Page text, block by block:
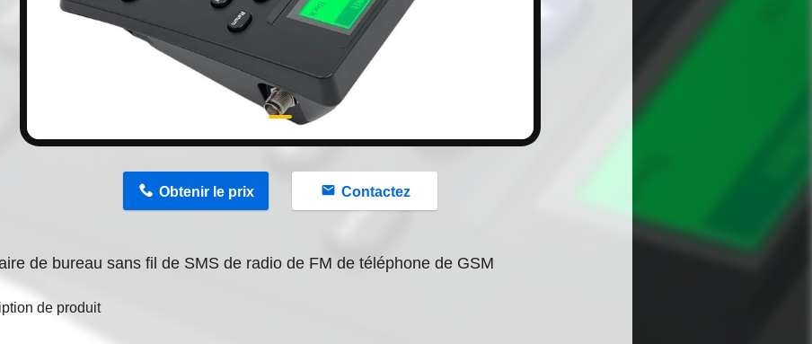
Obtenir le prix Contactez
de bureau sans fil de SMS de radio de FM de téléphone de GSM
de produit